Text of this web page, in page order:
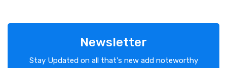
Newsletter
Stay Updated on all that's new add noteworthy